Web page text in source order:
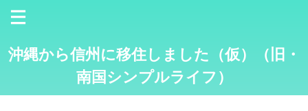
沖縄から信州に移住しました（仮）（旧・
南国シンプルライフ）